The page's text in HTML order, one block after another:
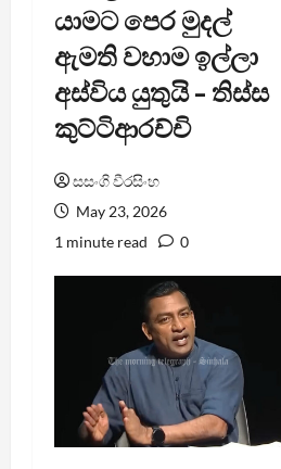
යාමට පෙර මුදල්
ඇමති වහාම ඉල්ලා
අස්විය යුතුයි – තිස්ස
කුට්ටිආරච්චි
සසංගි වීරසිංහ
May 23, 2026
1 minute read
0